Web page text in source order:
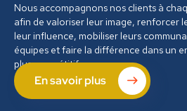
Nous accompagnons nos clients à
afin de valoriser leur image, renforcer
leur influence, mobiliser leurs
équipes et faire la différence dans un
plus compétitif.
En savoir plus